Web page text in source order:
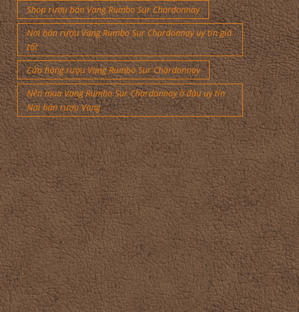
Shop rượu bán Vang Rumbo Sur Chardonnay
Nơi bán rượu Vang Rumbo Sur Chardonnay uy tín giá
tốt
Cửa hàng rượu Vang Rumbo Sur Chardonnay
Nên mua Vang Rumbo Sur Chardonnay ở đâu uy tín
Nơi bán rượu Vang